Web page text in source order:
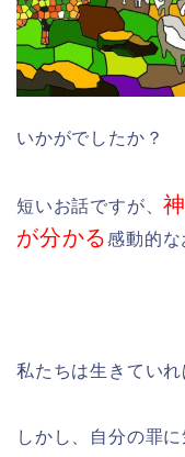
いかがでしたか？
短いお話ですが、
が分かる感動的な
私たちは生きていれ
しかし、自分の罪